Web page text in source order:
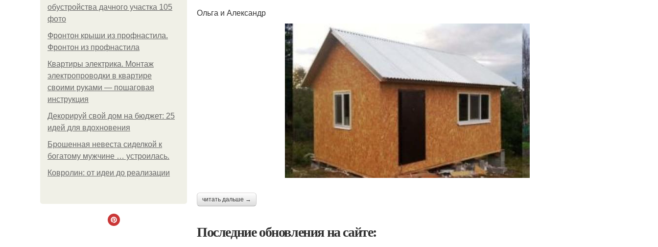
обустройства дачного участка 105
фото
Фронтон крыши из профнастила.
Фронтон из профнастила
Квартиры электрика. Монтаж
электропроводки в квартире
своими руками — пошаговая
инструкция
Декорируй свой дом на бюджет: 25
идей для вдохновения
Брошенная невеста сиделкой к
богатому мужчине … устроилась.
Ковролин: от идеи до реализации
Ольга и Александр
читать дальше →
Последние обновления на сайте: